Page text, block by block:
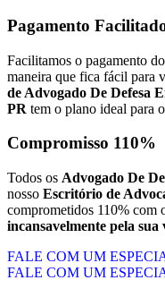
Pagamento
Facilitamos o pagamento
maneira que fica fácil para
de Advogado De Defesa
PR tem o plano ideal para
Compromisso 110%
Todos os Advogado De
nosso Escritório de
comprometidos 110% com
incansavelmente pela sua
FALE COM UM
FALE COM UM